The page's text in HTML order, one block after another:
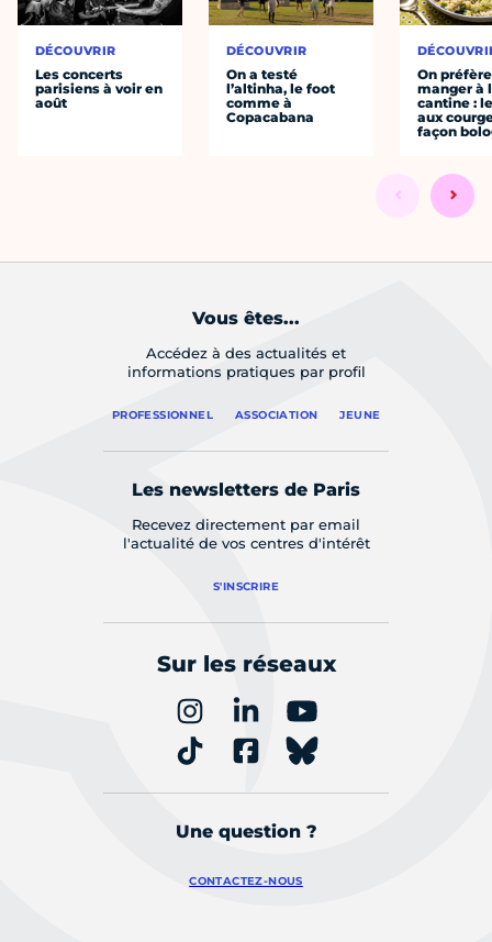
DÉCOUVRIR
Les concerts
parisiens à voir en
août
DÉCOUVRIR
On a testé
l’altinha, le foot
comme à
Copacabana
On préfère
manger à
cantine :
aux
façon
Vous êtes...
Accédez à des actualités et
informations pratiques par profil
PROFESSIONNEL ASSOCIATION JEUNE
Les newsletters de Paris
Recevez directement par email
l'actualité de vos centres d'intérêt
S'INSCRIRE
Sur les réseaux
Une question ?
CONTACTEZ-NOUS